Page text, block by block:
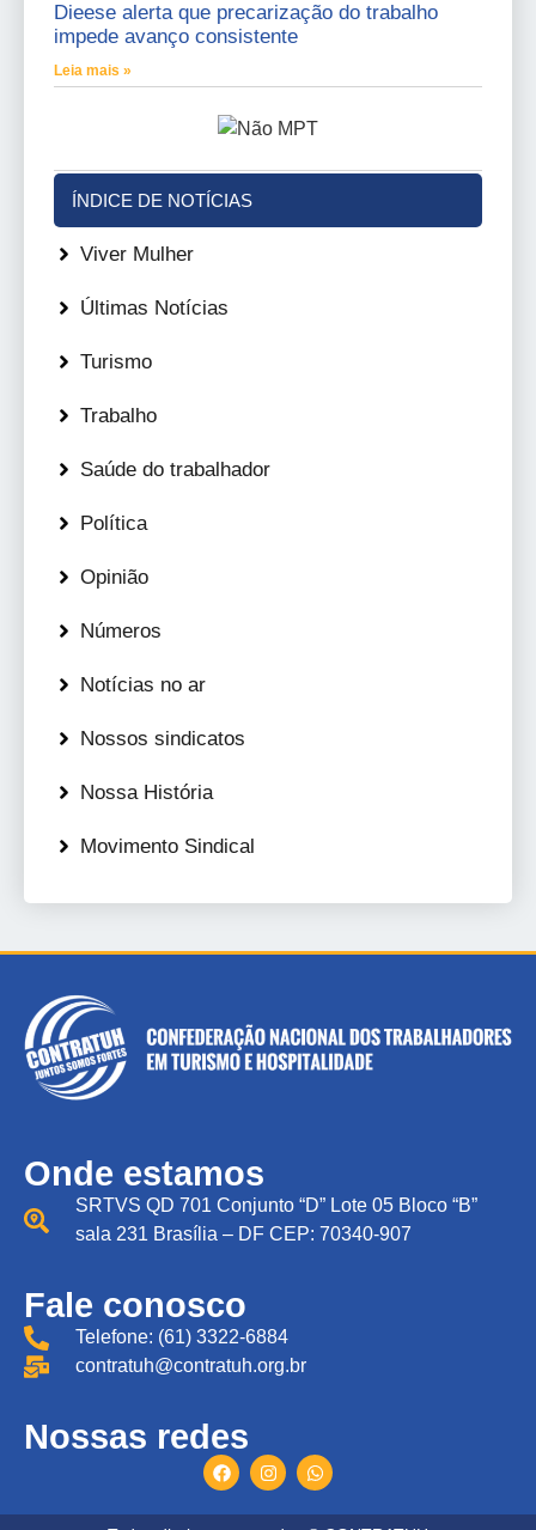
Dieese alerta que precarização do trabalho
impede avanço consistente
Leia mais »
ÍNDICE DE NOTÍCIAS
Viver Mulher
Últimas Notícias
Turismo
Trabalho
Saúde do trabalhador
Política
Opinião
Números
Notícias no ar
Nossos sindicatos
Nossa História
Movimento Sindical
Onde estamos
SRTVS QD 701 Conjunto “D” Lote 05 Bloco “B”
sala 231 Brasília – DF CEP: 70340-907
Fale conosco
Telefone: (61) 3322-6884
contratuh@contratuh.org.br
Nossas redes